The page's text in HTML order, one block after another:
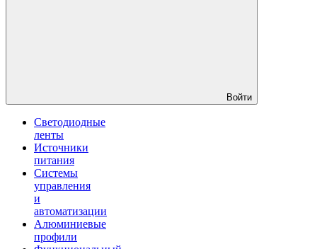
Войти
Светодиодные
ленты
Источники
питания
Системы
управления
и
автоматизации
Алюминиевые
профили